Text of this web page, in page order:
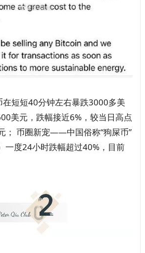
在短短40分钟左右暴跌3000多美
美元，跌幅接近6%，较当日高点
； 币圈新宠——中国俗称“狗屎币”
一度24小时跌幅超过40%，目前